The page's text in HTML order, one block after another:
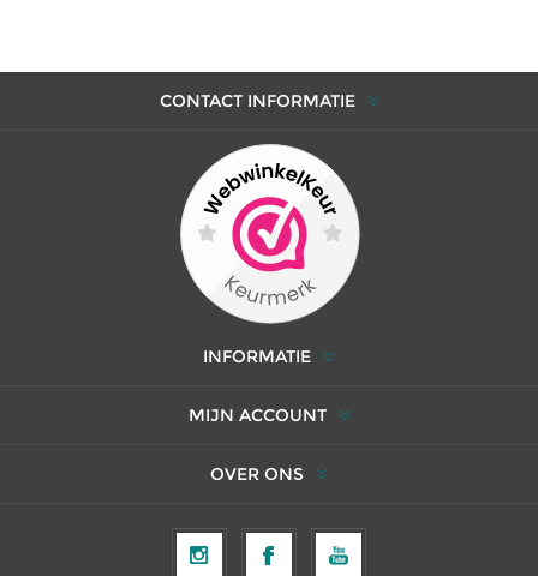
CONTACT INFORMATIE
INFORMATIE
MIJN ACCOUNT
OVER ONS